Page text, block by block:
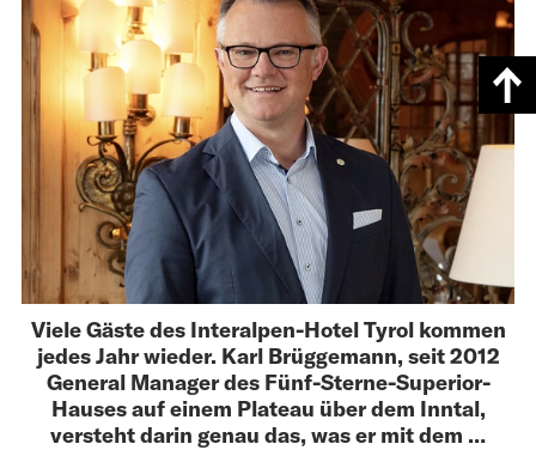
Viele Gäste des Interalpen-Hotel Tyrol kommen
jedes Jahr wieder. Karl Brüggemann, seit 2012
General Manager des Fünf-Sterne-Superior-
Hauses auf einem Plateau über dem Inntal,
versteht darin genau das, was er mit dem …